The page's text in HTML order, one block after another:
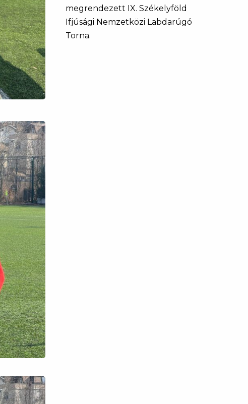
megrendezett IX. Székelyföld
Ifjúsági Nemzetközi Labdarúgó
Torna.